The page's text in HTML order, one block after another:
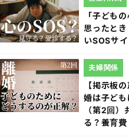
「子ども
思ったと
いSOSサ
【掲示板
婚は子ども
（第2回）
る？養育
夫婦関係